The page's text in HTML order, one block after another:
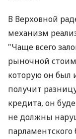
В Верховной
механизм
"Чаще всего
рыночной
которую он был
получит
кредита, он
не должны